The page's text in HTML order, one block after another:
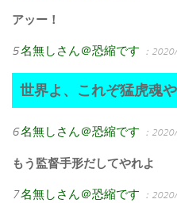
アッー！
5名無しさん＠恐縮です ：
世界よ、これぞ猛虎魂や
6名無しさん＠恐縮です ：
もう監督手形だしてやれよ
7名無しさん＠恐縮です ：